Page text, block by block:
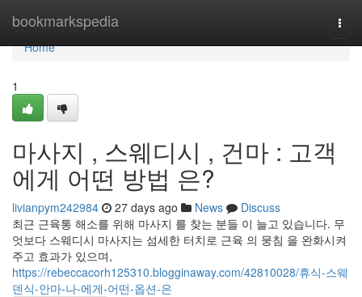
bookmarkspedia
Home
Home
1
마사지 , 스웨디시 , 건마 : 고객
에게 어떤 방법 은?
livianpym242984 27 days ago News
Discuss
최근 근육통 해소를 위해 마사지 를 찾는 분들 이 늘고 있습니다. 무
엇보다 스웨디시 마사지는 섬세한 터치로 근육 의 뭉침 을 완화시켜
주고 효과가 있으며,
https://rebeccacorh125310.blogginaway.com/42810028/휴식-스웨
덴식-안마-나-에게-어떤-옵션-은